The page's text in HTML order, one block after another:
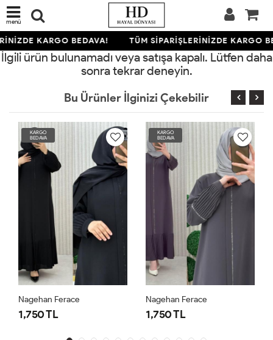
menü
KARGO BEDAVA! TÜM SİPARİŞLERİNİZDE KARGO
İlgili ürün bulunamadı veya satışa kapalı. Lütfen daha
sonra tekrar deneyin.
Bu Ürünler İlginizi Çekebilir
KARGO
BEDAVA
Nagehan Ferace
1,750 TL
KARGO
BEDAVA
Nagehan Ferace
1,750 TL